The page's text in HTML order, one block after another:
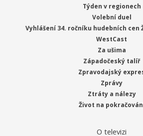
Týden v regionech
Volební duel
Vyhlášení 34. ročníku hudebních cen
WestCast
Za ušima
Západočeský talíř
Zpravodajský
Zprávy
Ztráty a nálezy
Život na
O televizi